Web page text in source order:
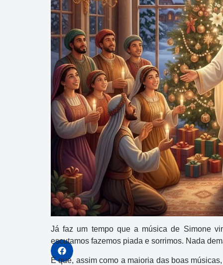
Já faz um tempo que a música de Simone
escutamos fazemos piada e sorrimos. Nada
É que, assim como a maioria das boas